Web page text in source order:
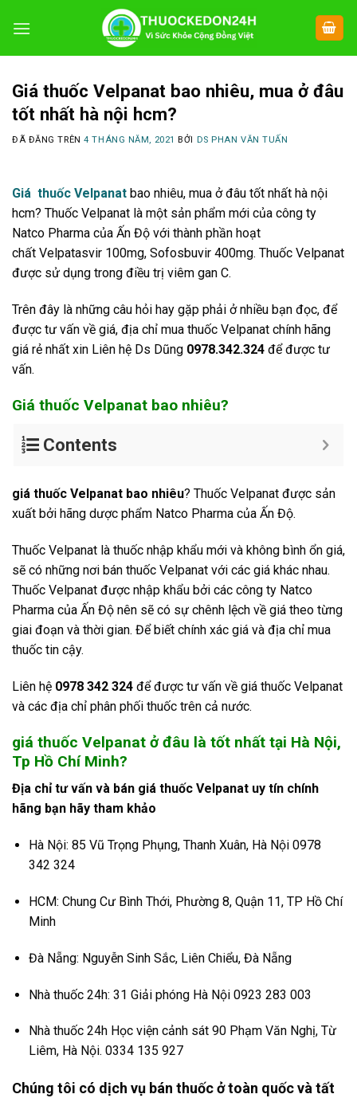
đến
Giá thuốc Velpanat bao nhiêu, mua ở đâu
tốt nhất hà nội hcm?
ĐÃ ĐĂNG TRÊN4 THÁNG NĂM, 2021 BỞI DS PHAN VĂN TUẤN
Giá thuốc Velpanat bao nhiêu, mua ở đâu tốt nhất hà nội
hcm? Thuốc Velpanat là một sản phẩm mới của công ty
Natco Pharma của Ấn Độ với thành phần hoạt
chất Velpatasvir 100mg, Sofosbuvir 400mg. Thuốc Velpanat
được sử dụng trong điều trị viêm gan C.
Trên đây là những câu hỏi hay gặp phải ở nhiều bạn đọc, để
được tư vấn về giá, địa chỉ mua thuốc Velpanat chính hãng
giá rẻ nhất xin Liên hệ Ds Dũng 0978.342.324 để được tư
vấn.
Giá thuốc Velpanat bao nhiêu?
Contents
giá thuốc Velpanat bao nhiêu? Thuốc Velpanat được sản
xuất bởi hãng dược phẩm Natco Pharma của Ấn Độ.
Thuốc Velpanat là thuốc nhập khẩu mới và không bình ổn giá,
sẽ có những nơi bán thuốc Velpanat với các giá khác nhau.
Thuốc Velpanat được nhập khẩu bởi các công ty Natco
Pharma của Ấn Độ nên sẽ có sự chênh lệch về giá theo từng
giai đoạn và thời gian. Để biết chính xác giá và địa chỉ mua
thuốc tin cậy.
Liên hệ 0978 342 324 để được tư vấn về giá thuốc Velpanat
và các địa chỉ phân phối thuốc trên cả nước.
giá thuốc Velpanat ở đâu là tốt nhất tại Hà Nội,
Tp Hồ Chí Minh?
Địa chỉ tư vấn và bán giá thuốc Velpanat uy tín chính
hãng bạn hãy tham khảo
Hà Nội: 85 Vũ Trọng Phụng, Thanh Xuân, Hà Nội 0978
342 324
HCM: Chung Cư Bình Thới, Phường 8, Quận 11, TP Hồ Chí
Minh
Đà Nẵng: Nguyễn Sinh Sắc, Liên Chiểu, Đà Nẵng
Nhà thuốc 24h: 31 Giải phóng Hà Nội 0923 283 003
Nhà thuốc 24h Học viện cảnh sát 90 Phạm Văn Nghị, Từ
Liêm, Hà Nội. 0334 135 927
Chúng tôi có dịch vụ bán thuốc ở toàn quốc và tất